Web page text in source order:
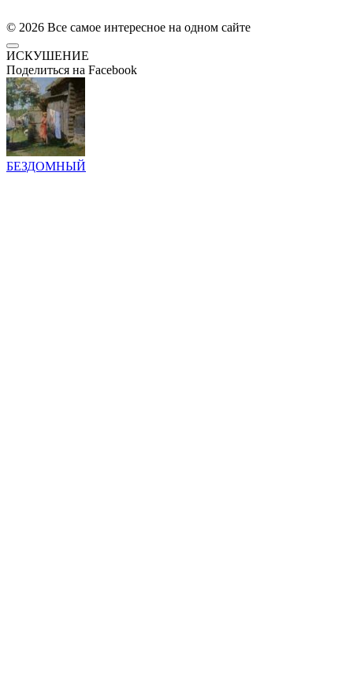
© 2026 Все самое интересное на одном сайте
ИСКУШЕНИЕ
Поделиться на Facebook
БЕЗДОМНЫЙ